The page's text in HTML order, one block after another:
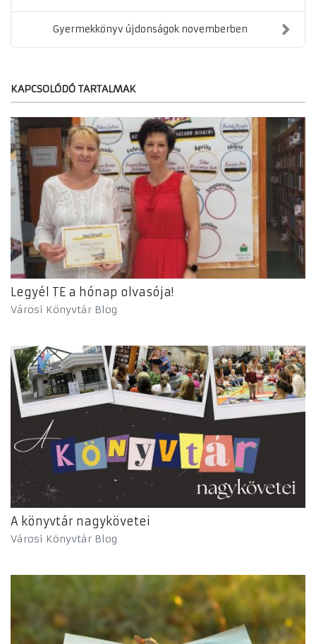
Gyermekkönyv újdonságok novemberben
KAPCSOLÓDÓ TARTALMAK
Legyél TE a hónap olvasója!
Városi Könyvtár Blog
A könyvtár nagykövetei
Városi Könyvtár Blog